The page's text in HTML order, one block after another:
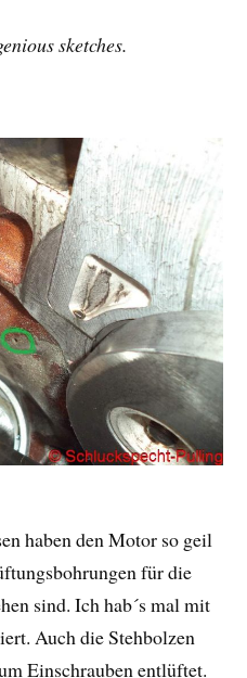
sketches.
haben den Motor so geil
für die
sind. Ich hab´s mal mit
Auch die Stehbolzen
Einschrauben entlüftet.